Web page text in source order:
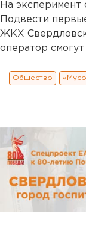
На эксперимент
Подвести
ЖКХ
оператор
Общество